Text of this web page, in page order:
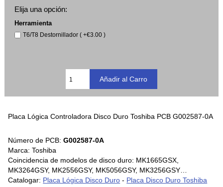
Elija una opción:
Herramienta
T6/T8 Destornillador ( +€3.00 )
Placa Lógica Controladora Disco Duro Toshiba PCB G002587-0A
Número de PCB:G002587-0A
Marca: Toshiba
Coincidencia de modelos de disco duro: MK1665GSX,
MK3264GSY, MK2556GSY, MK5056GSY, MK3256GSY…
Catalogar: Placa Lógica Disco Duro - Placa Disco Duro Toshiba